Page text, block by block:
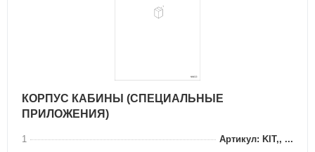
КОРПУС КАБИНЫ (СПЕЦИАЛЬНЫЕ
ПРИЛОЖЕНИЯ)
1
Артикул: KIT,, ...